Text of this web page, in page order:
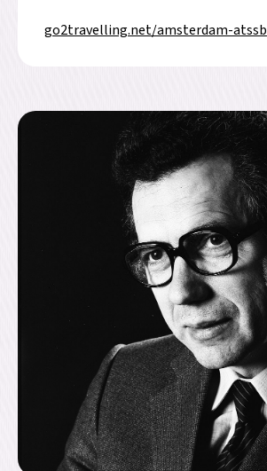
go2travelling.net/amsterdam-atssb